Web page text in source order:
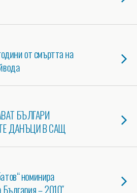
от смъртта на
БЪЛГАРИ
ДАНЪЦИ В САЩ
номинира
– 2010″